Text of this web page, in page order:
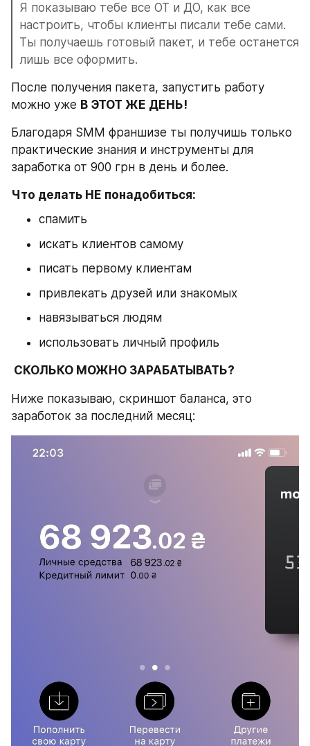
Я показываю тебе все ОТ и ДО, как все
настроить, чтобы клиенты писали тебе сами.
Ты получаешь готовый пакет, и тебе останется
лишь все оформить.
После получения пакета, запустить работу
можно уже В ЭТОТ ЖЕ ДЕНЬ!
Благодаря SMM франшизе ты получишь только
практические знания и инструменты для
заработка от 900 грн в день и более.
Что делать НЕ понадобиться:
спамить
искать клиентов самому
писать первому клиентам
привлекать друзей или знакомых
навязываться людям
использовать личный профиль
СКОЛЬКО МОЖНО ЗАРАБАТЫВАТЬ?
Ниже показываю, скриншот баланса, это
заработок за последний месяц: